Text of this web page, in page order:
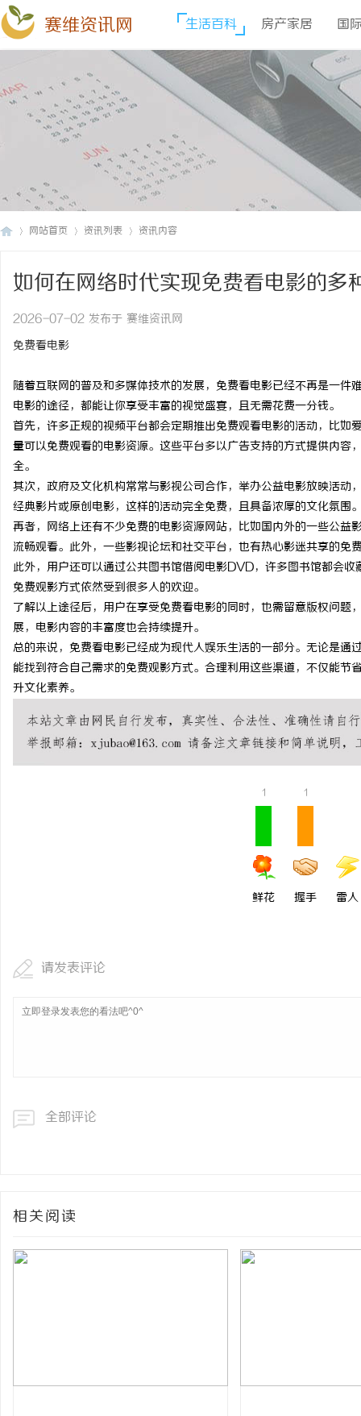
赛维资讯网 生活百科 房产家居 国
网站首页 资讯列表 资讯内容
如何在网络时代实现免费看电影的多
2026-07-02 发布于 赛维资讯网
免费看电影
随着互联网的普及和多媒体技术的发展，免费看电影已经不再是一
电影的途径，都能让你享受丰富的视觉盛宴，且无需花费一分钱。
首先，许多正规的视频平台都会定期推出免费观看电影的活动，比
量可以免费观看的电影资源。这些平台多以广告支持的方式提供内
全。
其次，政府及文化机构常常与影视公司合作，举办公益电影放映活
经典影片或原创电影，这样的活动完全免费，且具备浓厚的文化氛围
再者，网络上还有不少免费的电影资源网站，比如国内外的一些公
流畅观看。此外，一些影视论坛和社交平台，也有热心影迷共享的
此外，用户还可以通过公共图书馆借阅电影DVD，许多图书馆都会
免费观影方式依然受到很多人的欢迎。
了解以上途径后，用户在享受免费看电影的同时，也需留意版权问
展，电影内容的丰富度也会持续提升。
总的来说，免费看电影已经成为现代人娱乐生活的一部分。无论是
能找到符合自己需求的免费观影方式。合理利用这些渠道，不仅能
升文化素养。
1
鲜花
1
握手 雷人
请发表评论
全部评论
相关阅读
标买卖：：如何把握机遇与规避风险 深入解析The Row品牌